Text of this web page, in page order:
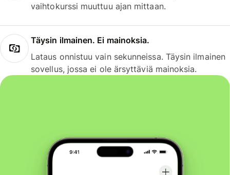
vaihtokurssi muuttuu ajan mittaan.
Täysin ilmainen. Ei mainoksia.
Lataus onnistuu vain sekunneissa. Täysin ilmainen
sovellus, jossa ei ole ärsyttäviä mainoksia.